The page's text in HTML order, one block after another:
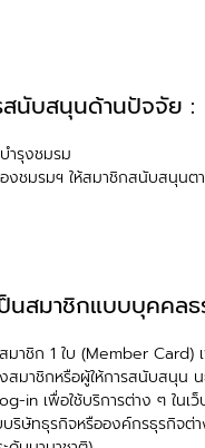
สนับสนุนด้านปัจจัย :
ำรุงชมรม
องชมรมฯ ให้สมาชิกสนับสนุนต
ป็นสมาชิกแบบบุคคล
มาชิก 1 ใบ (Member Card)
สมาชิกหรือผู้ให้การสนับสนุน
in เพื่อใช้บริการต่าง ๆ ใน
ริษัทธุรกิจหรือองค์กรธุรกิจต่